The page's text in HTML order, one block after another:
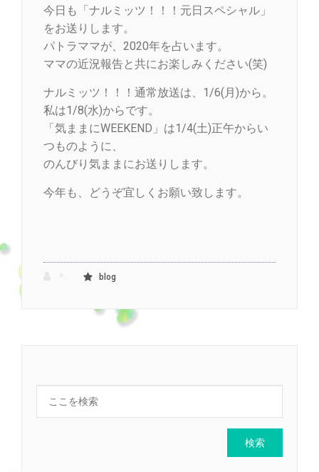
今日も「ナルミッツ！！！元日スペシャル」
をお送りします。
パトラママが、2020年を占います。
ママの近況報告と共にお楽しみください(笑)
ナルミッツ！！！通常放送は、1/6(月)から。
私は1/8(水)からです。
「気ままにWEEKEND」は1/4(土)正午からい
つものように、
のんびり気ままにお送りします。
今年も、どうぞ宜しくお願い致します。
blog